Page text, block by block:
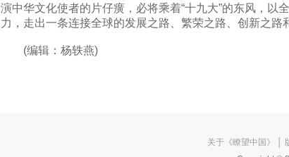
演中华文化使者的片仔癀，必将乘着“十九大”的东风，以
力，走出一条连接全球的发展之路、繁荣之路、创新之路
(编辑：杨轶燕)
关于《瞭望中国》